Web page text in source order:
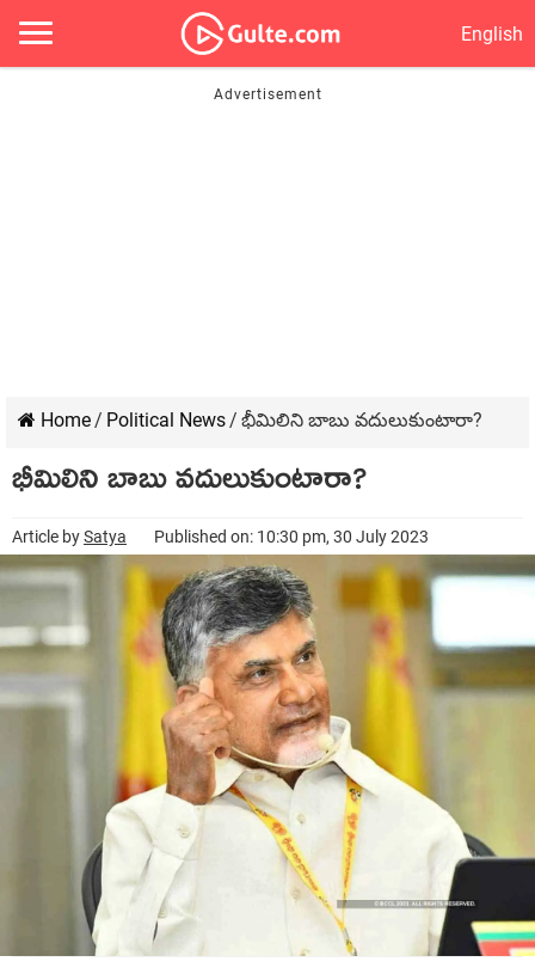
English
Home/ Political News/ భీమిలిని బాబు వ‌దులుకుంటారా?
భీమిలిని బాబు వ‌దులుకుంటారా?
Article bySatya Published on: 10:30 pm, 30 July 2023